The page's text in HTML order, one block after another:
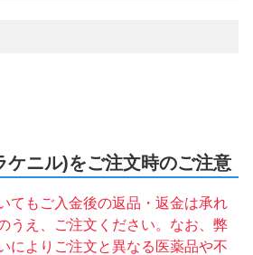
ケニル)をご注文時のご注意
てもご入金後の返品・返金は承れ
うえ、ご注文ください。なお、弊
によりご注文と異なる医薬品や不